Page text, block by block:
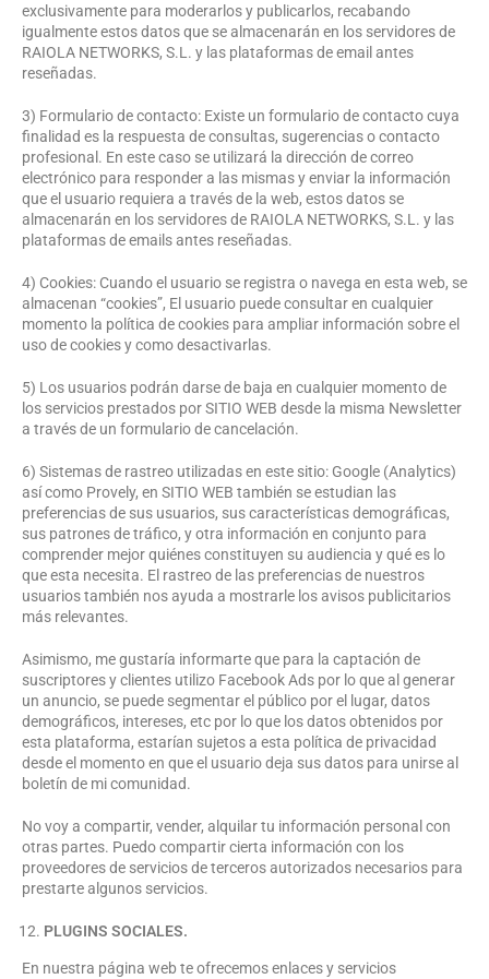
exclusivamente para moderarlos y publicarlos, recabando
igualmente estos datos que se almacenarán en los servidores de
RAIOLA NETWORKS, S.L. y las plataformas de email antes
reseñadas.
3) Formulario de contacto: Existe un formulario de contacto cuya
finalidad es la respuesta de consultas, sugerencias o contacto
profesional. En este caso se utilizará la dirección de correo
electrónico para responder a las mismas y enviar la información
que el usuario requiera a través de la web, estos datos se
almacenarán en los servidores de RAIOLA NETWORKS, S.L. y las
plataformas de emails antes reseñadas.
4) Cookies: Cuando el usuario se registra o navega en esta web, se
almacenan “cookies”, El usuario puede consultar en cualquier
momento la política de cookies para ampliar información sobre el
uso de cookies y como desactivarlas.
5) Los usuarios podrán darse de baja en cualquier momento de
los servicios prestados por SITIO WEB desde la misma Newsletter
a través de un formulario de cancelación.
6) Sistemas de rastreo utilizadas en este sitio: Google (Analytics)
así como Provely, en SITIO WEB también se estudian las
preferencias de sus usuarios, sus características demográficas,
sus patrones de tráfico, y otra información en conjunto para
comprender mejor quiénes constituyen su audiencia y qué es lo
que esta necesita. El rastreo de las preferencias de nuestros
usuarios también nos ayuda a mostrarle los avisos publicitarios
más relevantes.
Asimismo, me gustaría informarte que para la captación de
suscriptores y clientes utilizo Facebook Ads por lo que al generar
un anuncio, se puede segmentar el público por el lugar, datos
demográficos, intereses, etc por lo que los datos obtenidos por
esta plataforma, estarían sujetos a esta política de privacidad
desde el momento en que el usuario deja sus datos para unirse al
boletín de mi comunidad.
No voy a compartir, vender, alquilar tu información personal con
otras partes. Puedo compartir cierta información con los
proveedores de servicios de terceros autorizados necesarios para
prestarte algunos servicios.
PLUGINS SOCIALES.
En nuestra página web te ofrecemos enlaces y servicios